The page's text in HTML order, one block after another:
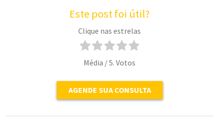
Este post foi útil?
Clique nas estrelas
Média / 5. Votos
AGENDE SUA CONSULTA